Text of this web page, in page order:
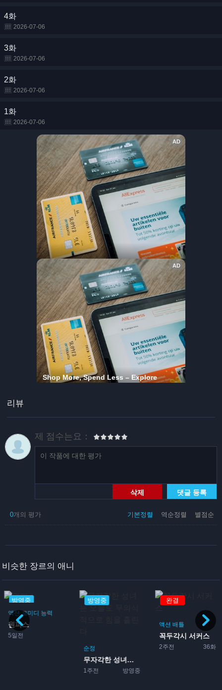
4화
2026-07-06
3화
2026-07-06
2화
2026-07-06
1화
2026-07-06
리뷰
제 점수는요：
삭제 댓글 등록
기본정렬 역순정렬 별점순
0개의 평가
비슷한 장르의 애니
방영중
액션 코미디 능력
원피스
5일전
방영중
순정
무자각한 성녀는 오늘도 무의...
1주전 방영중
완결
액션 배틀
꼭두각시 서커스
2주전 36화